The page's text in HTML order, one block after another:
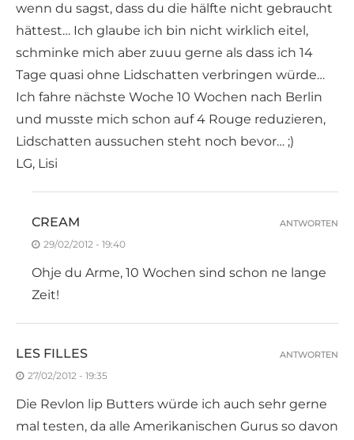
wenn du sagst, dass du die hälfte nicht gebraucht
hättest… Ich glaube ich bin nicht wirklich eitel,
schminke mich aber zuuu gerne als dass ich 14
Tage quasi ohne Lidschatten verbringen würde…
Ich fahre nächste Woche 10 Wochen nach Berlin
und musste mich schon auf 4 Rouge reduzieren,
Lidschatten aussuchen steht noch bevor… ;)
LG, Lisi
CREAM
29/02/2012 - 19:40
Ohje du Arme, 10 Wochen sind schon ne lange
Zeit!
ANTWORTEN
LES FILLES
27/02/2012 - 19:35
Die Revlon lip Butters würde ich auch sehr gerne
mal testen, da alle Amerikanischen Gurus so davon
ANTWORTEN